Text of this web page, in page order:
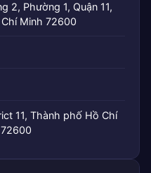
2, Phường 1, Quận 11,
Minh 72600
11, Thành phố Hồ Chí
72600